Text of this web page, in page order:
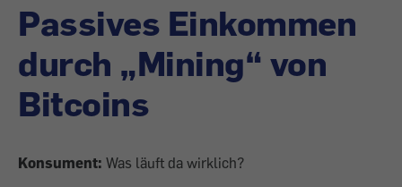
Passives Einkommen
durch „Mining“ von
Bitcoins
Konsument: Was läuft da wirklich?